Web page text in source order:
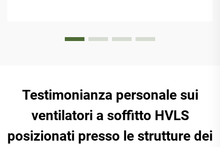
Testimonianza personale sui
ventilatori a soffitto HVLS
posizionati presso le strutture dei